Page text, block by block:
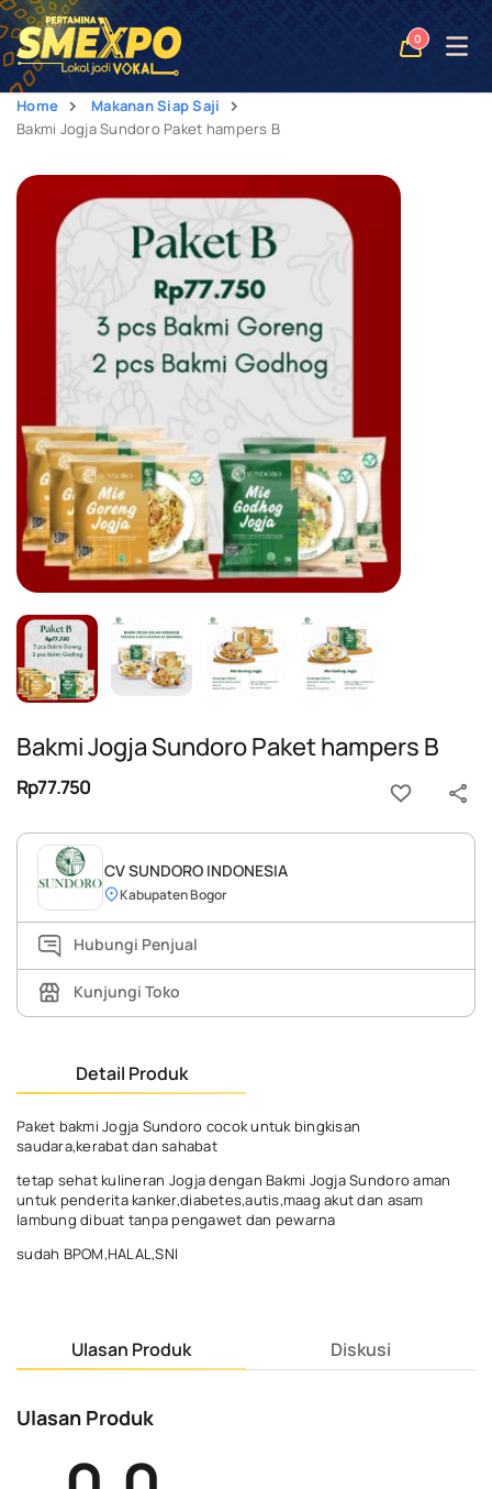
0
Open
Home
Makanan Siap Saji
Bakmi Jogja Sundoro Paket hampers B
Bakmi Jogja Sundoro Paket hampers B
Rp77.750
CV SUNDORO INDONESIA
Kabupaten Bogor
Hubungi Penjual
Kunjungi Toko
Detail Produk
Paket bakmi Jogja Sundoro cocok untuk bingkisan
saudara,kerabat dan sahabat
tetap sehat kulineran Jogja dengan Bakmi Jogja Sundoro aman
untuk penderita kanker,diabetes,autis,maag akut dan asam
lambung dibuat tanpa pengawet dan pewarna
sudah BPOM,HALAL,SNI
Ulasan Produk Diskusi
Ulasan Produk